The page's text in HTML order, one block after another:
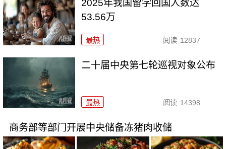
2025年我国留学回国人数达
53.56万
最热 阅读 12837
二十届中央第七轮巡视对象公布
最热 阅读 14398
商务部等部门开展中央储备冻猪肉收储